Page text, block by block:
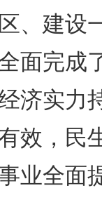
、建设
面完成
济实力
效，民
业全面